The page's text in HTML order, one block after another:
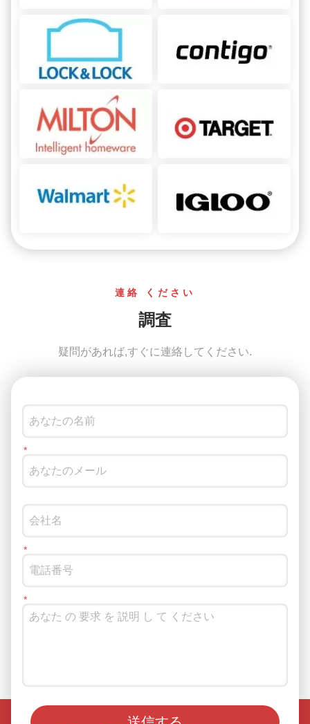
連絡 ください
調査
疑問があれば,すぐに連絡してください.
ソーシャルメディアでもフォローできます